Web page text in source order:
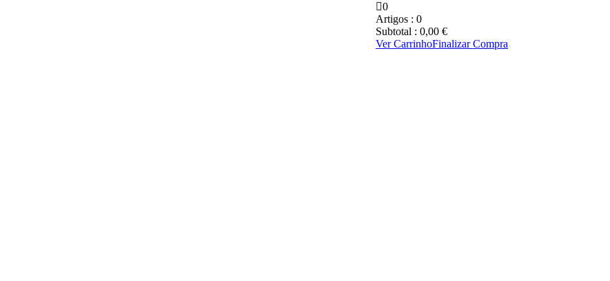
0
Artigos : 0
Subtotal : 0,00 €
Ver CarrinhoFinalizar Compra